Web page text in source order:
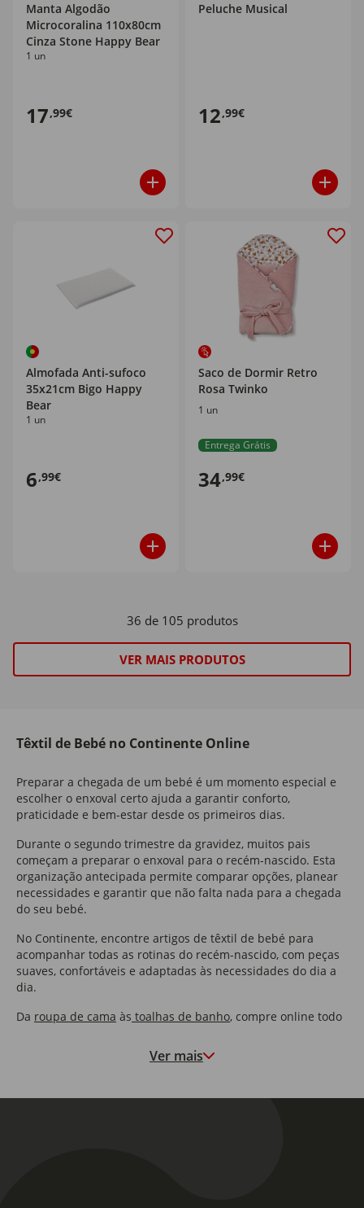
Manta Algodão
Microcoralina 110x80cm
Cinza Stone Happy Bear
1 un
17,99€
Peluche Musical
12,99€
Almofada Anti-sufoco
35x21cm Bigo Happy
Bear
1 un
6,99€
Saco de Dormir Retro
Rosa Twinko
1 un
Entrega Grátis
34,99€
36 de 105 produtos
VER MAIS PRODUTOS
Têxtil de Bebé no Continente Online
Preparar a chegada de um bebé é um momento especial e
escolher o enxoval certo ajuda a garantir conforto,
praticidade e bem-estar desde os primeiros dias.
Durante o segundo trimestre da gravidez, muitos pais
começam a preparar o enxoval para o recém-nascido. Esta
organização antecipada permite comparar opções, planear
necessidades e garantir que não falta nada para a chegada
do seu bebé.
No Continente, encontre artigos de têxtil de bebé para
acompanhar todas as rotinas do recém-nascido, com peças
suaves, confortáveis e adaptadas às necessidades do dia a
dia.
Da roupa de cama às toalhas de banho, compre online todo
básicas do dia a dia, com oportunidades imperdíveis e
Ver mais